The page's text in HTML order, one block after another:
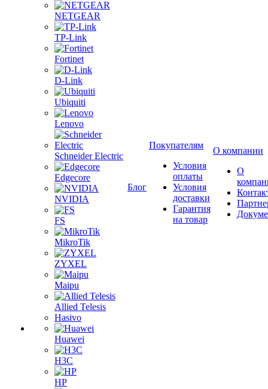
NETGEAR
TP-Link
Fortinet
D-Link
Ubiquiti
Lenovo
Schneider Electric
Edgecore
NVIDIA
FS
MikroTik
ZYXEL
Maipu
Allied Telesis
Hasivo
Huawei
H3C
HP
Блог
Покупателям
Условия
оплаты
Условия
доставки
Гарантия
на товар
О компании
О